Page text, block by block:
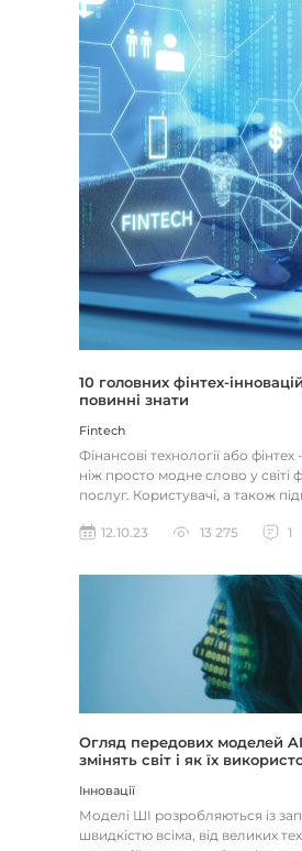
10 головних фінтех-
повинні знати
Fintech
Фінансові технології або фінтех
ніж просто модне слово у світі
послуг. Користувачі, а також
12.10.23
13 275 1
Огляд передових моделей AI
змінять світ і як їх
Інновації
Моделі ШІ розробляються із
швидкістю всіма, від великих